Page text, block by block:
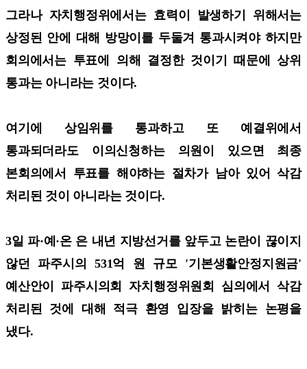
그라나 자치행정위에서는 효력이 발생하기 위해서는
상정된 안에 대해 방망이를 두둘겨 통과시켜야 하지만
회의에서는 투표에 의해 결정한 것이기 때문에 상위
통과는 아니라는 것이다.
여기에 상임위를 통과하고 또 예결위에서
통과되더라도 이의신청하는 의원이 있으면 최종
본회의에서 투표를 해야하는 절차가 남아 있어 삭감
처리된 것이 아니라는 것이다.
3일 파·예·온 은 내년 지방선거를 앞두고 논란이 끊이지
않던 파주시의 531억 원 규모 '기본생활안정지원금'
예산안이 파주시의회 자치행정위원회 심의에서 삭감
처리된 것에 대해 적극 환영 입장을 밝히는 논평을
냈다.